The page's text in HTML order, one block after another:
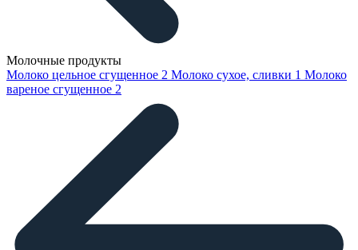
Молочные продукты
Молоко цельное сгущенное 2 Молоко сухое, сливки 1 Молоко
вареное сгущенное 2